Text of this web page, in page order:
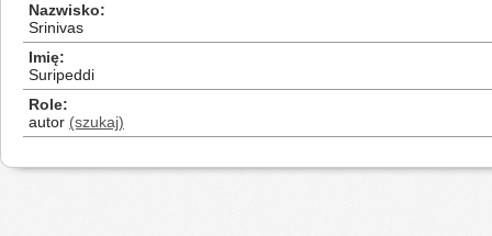
Nazwisko
Srinivas
Imię
Suripeddi
Role
autor (szukaj)